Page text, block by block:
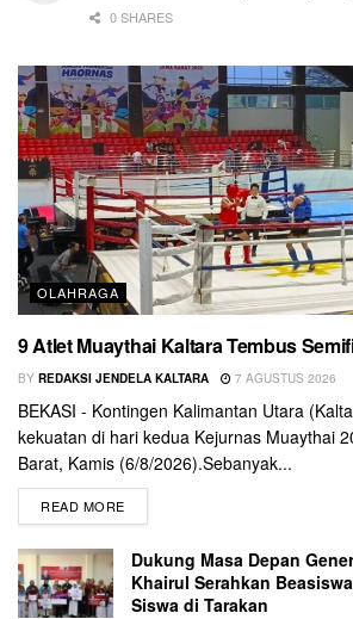
0 SHARES
OLAHRAGA
9 Atlet Muaythai Kaltara Tembus
BY REDAKSI JENDELA KALTARA 7 AGUSTUS 2026
BEKASI - Kontingen Kalimantan Utara
kekuatan di hari kedua Kejurnas Muaythai
Barat, Kamis (6/8/2026).Sebanyak...
READ MORE
Dukung Masa Depan
Khairul Serahkan
Siswa di Tarakan